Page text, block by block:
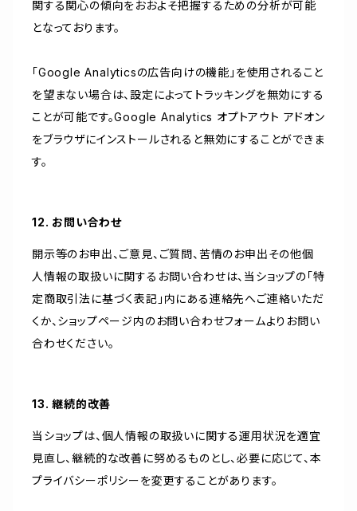
関する関心の傾向をおおよそ把握するための分析が可能
となっております。
「Google Analyticsの広告向けの機能」を使用されること
を望まない場合は、設定によってトラッキングを無効にする
ことが可能です。Google Analytics オプトアウト アドオン
をブラウザにインストールされると無効にすることができま
す。
12. お問い合わせ
開示等のお申出、ご意見、ご質問、苦情のお申出その他個
人情報の取扱いに関するお問い合わせは、当ショップの「特
定商取引法に基づく表記」内にある連絡先へご連絡いただ
くか、ショップページ内のお問い合わせフォームよりお問い
合わせください。
13. 継続的改善
当ショップは、個人情報の取扱いに関する運用状況を適宜
見直し、継続的な改善に努めるものとし、必要に応じて、本
プライバシーポリシーを変更することがあります。